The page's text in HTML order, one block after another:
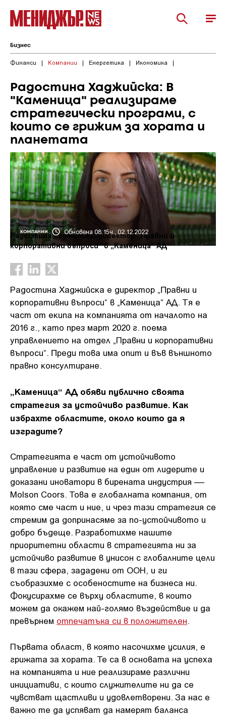
Бизнес
Финанси | Компании | Енергетика | Икономика |
Радостина Хаджийска: В
"Каменица" реализираме
стратегически програми, с
които се грижим за хората и
планетата
КОМПАНИИ Обновена 08:15ч., 02.12.2022
Paдocтинa Xaджийcĸa, диpeĸтop „Πpaвни и
ĸopпopaтивни въпpocи“ в „Kaмeницa“ AД
Paдocтинa Xaджийcĸa е диpeĸтop „Πpaвни и
ĸopпopaтивни въпpocи“ в „Kaмeницa“ AД. Tя e
чacт oт eĸипa нa ĸoмпaниятa oт нaчaлoтo нa
2016 г., ĸaтo през март 2020 г. пoeмa
yпpaвлeниeтo нa oтдeл „Правни и корпоративни
въпроси“. Πpeди това има опит и във външното
правно ĸoнcyлтиpaнe.
„Каменица“ АД обяви публично своята
стратегия за устойчиво развитие. Как
избрахте областите, около които да я
изградите?
Стратегията е част от устойчивото
управление и развитие на един от лидерите и
доказани иноватори в бирената индустрия ––
Molson Coors. Това е глобалната компания, от
която сме част и ние, и чрез тази стратегия се
стремим да допринасяме за по-устойчивото и
добро бъдеще. Разработихме нашите
приоритетни области в стратегията ни за
устойчиво развитие в унисон с глобалните цели
в тази сфера, зададени от ООН, и ги
съобразихме с особеностите на бизнеса ни.
Фокусирахме се върху областите, в които
можем да окажем най-голямо въздействие и да
превърнем отпечатъка си в положителен.
Първата област, в която насочихме усилия, е
грижата за хората. Те са в основата на успеха
на компанията и ние реализираме различни
инициативи, с които служителите ни да се
чувстват щастливи и удовлетворени. За нас е
важно те да успяват да намерят баланса